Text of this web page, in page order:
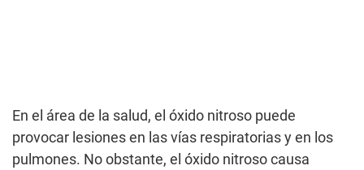
En el área de la salud, el óxido nitroso puede
provocar lesiones en las vías respiratorias y en los
pulmones. No obstante, el óxido nitroso causa